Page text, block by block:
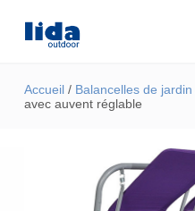
Accueil/ Balancelles de jardin
avec auvent réglable